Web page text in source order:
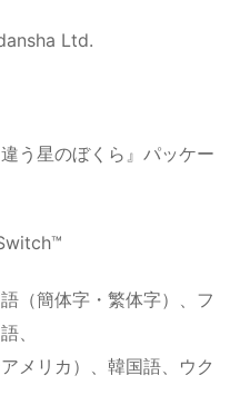
Ltd.
う星のぼくら』パッケー
（簡体字・繁体字）、フ
、
メリカ）、韓国語、ウク